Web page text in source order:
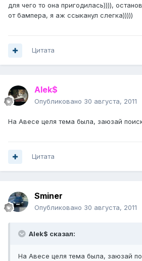
для чего то она пригодилась)))),
от бампера, я аж ссыканул слегка)))))
Цитата
Alek$
Опубликовано 30 августа, 2011
На Авесе целя тема была, заюзай
Цитата
Sminer
Опубликовано 30 августа, 2011
Alek$ сказал:
На Авесе целя тема была, заюзай